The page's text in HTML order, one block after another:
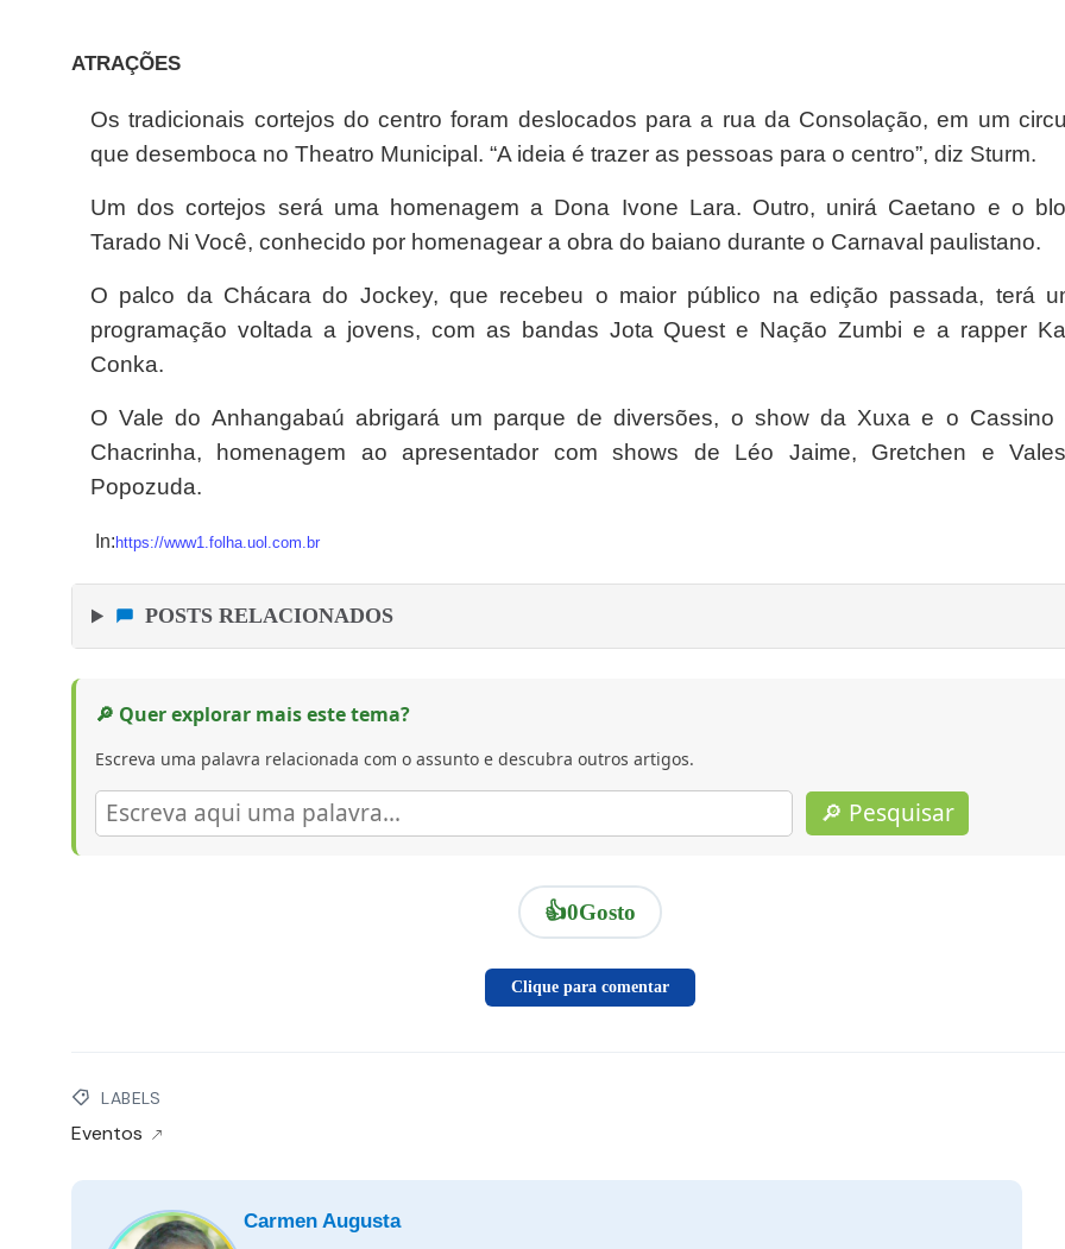
ATRAÇÕES
Os tradicionais cortejos do centro foram deslocados para a rua da Consolação, em um
que desemboca no Theatro Municipal. “A ideia é trazer as pessoas para o centro”, diz Sturm.
Um dos cortejos será uma homenagem a Dona Ivone Lara. Outro, unirá Caetano e o
Tarado Ni Você, conhecido por homenagear a obra do baiano durante o Carnaval paulistano.
O palco da Chácara do Jockey, que recebeu o maior público na edição passada, terá
programação voltada a jovens, com as bandas Jota Quest e Nação Zumbi e a rapper
Conka.
O Vale do Anhangabaú abrigará um parque de diversões, o show da Xuxa e o Cassino
Chacrinha, homenagem ao apresentador com shows de Léo Jaime, Gretchen e
Popozuda.
In: https://www1.folha.uol.com.br
POSTS RELACIONADOS
🔎 Quer explorar mais este tema?
Escreva uma palavra relacionada com o assunto e descubra outros artigos.
🔎 Pesquisar
👍0Gosto
Clique para comentar
LABELS
Eventos
Carmen Augusta